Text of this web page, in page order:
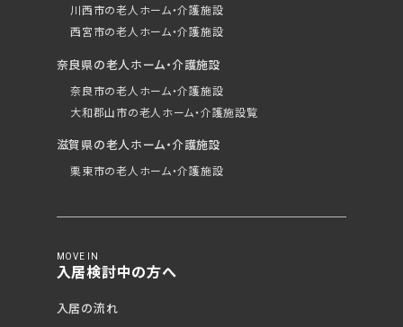
川西市の老人ホーム・介護施設
西宮市の老人ホーム・介護施設
奈良県の老人ホーム・介護施設
奈良市の老人ホーム・介護施設
大和郡山市の老人ホーム・介護施設覧
滋賀県の老人ホーム・介護施設
栗東市の老人ホーム・介護施設
MOVE IN
入居検討中の方へ
入居の流れ